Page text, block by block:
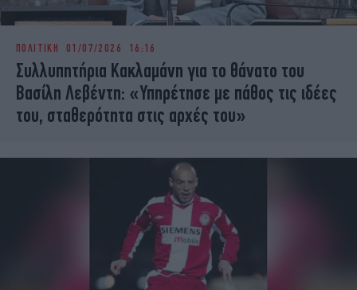
ΠΟΛΙΤΙΚΗ 01/07/2026 16:16
Συλλυπητήρια Κακλαμάνη για το θάνατο του
Βασίλη Λεβέντη: «Υπηρέτησε με πάθος τις ιδέες
του, σταθερότητα στις αρχές του»